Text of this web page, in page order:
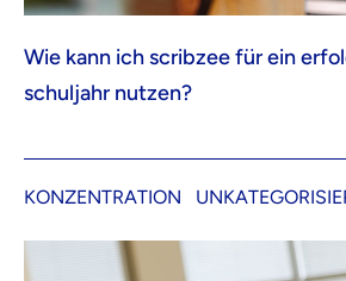
Wie kann ich scribzee für ein
schuljahr nutzen?
KONZENTRATION